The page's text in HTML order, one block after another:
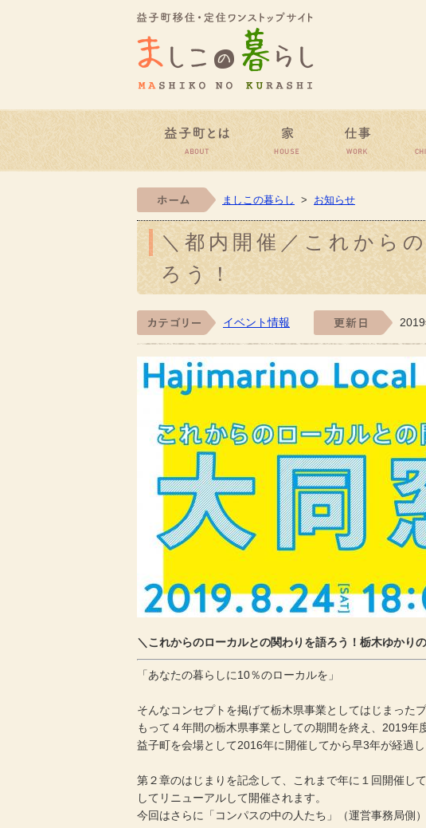
益子町とは 家 仕事
ホーム
ましこの暮らし > お知らせ
＼都内開催／これから
ろう！
イベント情報
＼これからのローカルとの関わりを語ろう！栃木ゆかり
「あなたの暮らしに10％のローカルを」
そんなコンセプトを掲げて栃木県事業としてはじまった
もって４年間の栃木県事業としての期間を終え、2019年
益子町を会場として2016年に開催してから早3年が経過し
第２章のはじまりを記念して、これまで年に１回開催し
してリニューアルして開催されます。
今回はさらに「コンパスの中の人たち」（運営事務局側